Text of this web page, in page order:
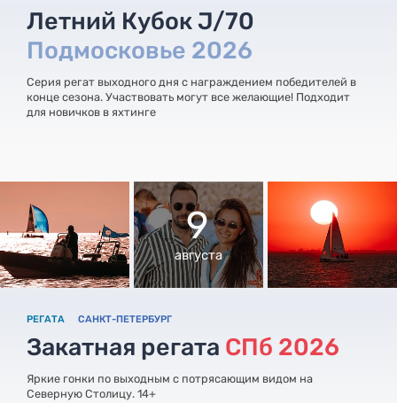
Летний Кубок J/70
Подмосковье 2026
Серия регат выходного дня с награждением победителей в
конце сезона. Участвовать могут все желающие! Подходит
для новичков в яхтинге
9
августа
РЕГАТА САНКТ-ПЕТЕРБУРГ
Закатная регата СПб 2026
Яркие гонки по выходным с потрясающим видом на
Северную Столицу. 14+